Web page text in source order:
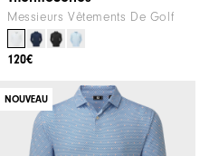
Messieurs Vêtements De Golf
120€
NOUVEAU